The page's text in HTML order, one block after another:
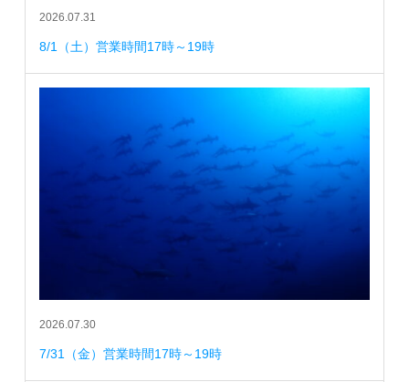
2026.07.31
8/1（土）営業時間17時～19時
2026.07.30
7/31（金）営業時間17時～19時